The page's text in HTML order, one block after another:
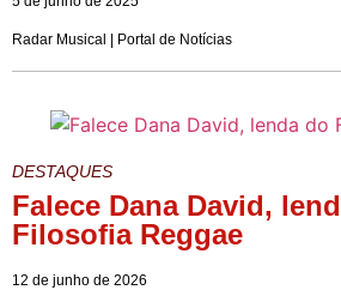
Radar Musical | Portal de Notícias
DESTAQUES
Falece Dana David,
Filosofia Reggae
12 de junho de 2026